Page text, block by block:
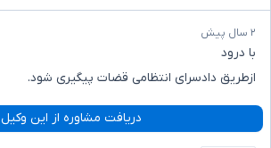
۲ سال پیش
با درود
ازطریق دادسرای انتظامی قضات پیگیری شود.
دریافت مشاوره از این وکیل